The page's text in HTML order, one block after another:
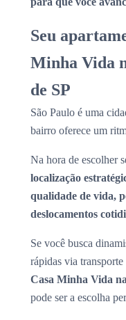
Seu
Minha Vida
de SP
São Paulo é uma
bairro oferece um
Na hora de escolher
localização
qualidade de vida,
deslocamentos
Se você busca
rápidas via
Casa Minha Vida
pode ser a escolha